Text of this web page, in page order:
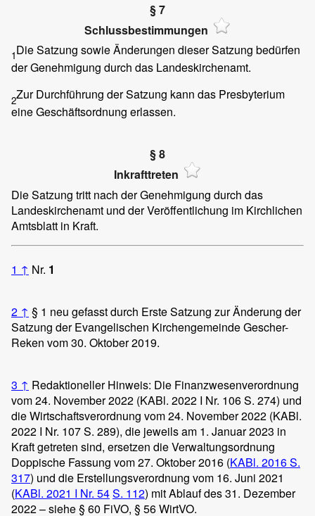
§ 7
Schlussbestimmungen
1Die Satzung sowie Änderungen dieser Satzung bedürfen
der Genehmigung durch das Landeskirchenamt.
2Zur Durchführung der Satzung kann das Presbyterium
eine Geschäftsordnung erlassen.
§ 8
Inkrafttreten
Die Satzung tritt nach der Genehmigung durch das
Landeskirchenamt und der Veröffentlichung im Kirchlichen
Amtsblatt in Kraft.
1 ↑ Nr. 1
2 ↑ § 1 neu gefasst durch Erste Satzung zur Änderung der
Satzung der Evangelischen Kirchengemeinde Gescher-
Reken vom 30. Oktober 2019.
3 ↑ Redaktioneller Hinweis: Die Finanzwesenverordnung
vom 24. November 2022 (KABl. 2022 I Nr. 106 S. 274) und
die Wirtschaftsverordnung vom 24. November 2022 (KABl.
2022 I Nr. 107 S. 289), die jeweils am 1. Januar 2023 in
Kraft getreten sind, ersetzen die Verwaltungsordnung
Doppische Fassung vom 27. Oktober 2016 (KABl. 2016 S.
317) und die Erstellungsverordnung vom 16. Juni 2021
(KABl. 2021 I Nr. 54S. 112) mit Ablauf des 31. Dezember
2022 – siehe § 60 FiVO, § 56 WirtVO.